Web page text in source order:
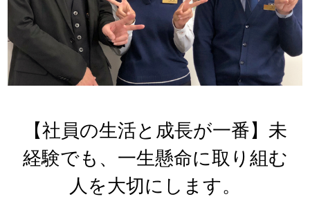
【社員の生活と成長が一番】未
経験でも、一生懸命に取り組む
人を大切にします。